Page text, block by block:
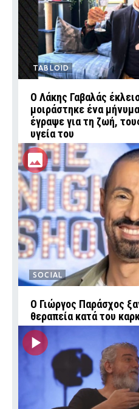
TABLOID
Ο Λάκης Γαβαλάς
μοιράστηκε ένα
έγραψε για τη ζωή,
υγεία του
SOCIAL
O Γιώργος Παράσχος
θεραπεία κατά του